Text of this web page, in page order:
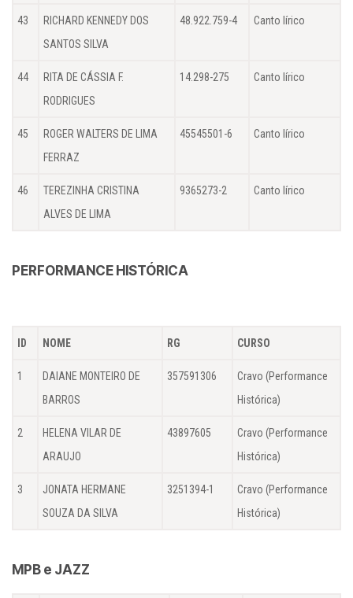
43
RICHARD KENNEDY DOS
SANTOS SILVA
48.922.759-4 Canto lírico
44
RITA DE CÁSSIA F.
RODRIGUES
14.298-275 Canto lírico
45
ROGER WALTERS DE LIMA
FERRAZ
45545501-6 Canto lírico
46
TEREZINHA CRISTINA
ALVES DE LIMA
9365273-2 Canto lírico
PERFORMANCE HISTÓRICA
ID NOME RG CURSO
1
DAIANE MONTEIRO DE
BARROS
357591306
Cravo (Performance
Histórica)
2
HELENA VILAR DE
ARAUJO
43897605
Cravo (Performance
Histórica)
3
JONATA HERMANE
SOUZA DA SILVA
3251394-1
Cravo (Performance
Histórica)
MPB e JAZZ